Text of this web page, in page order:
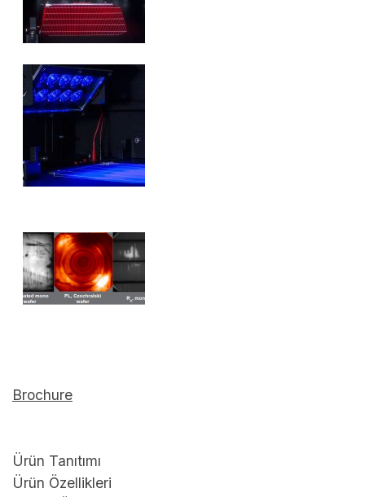
Brochure
Ürün Tanıtımı
Ürün Özellikleri